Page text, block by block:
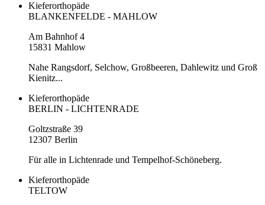
Kieferorthopäde
BLANKENFELDE - MAHLOW
Am Bahnhof 4
15831 Mahlow
Nahe Rangsdorf, Selchow, Großbeeren, Dahlewitz und Groß
Kienitz...
Kieferorthopäde
BERLIN - LICHTENRADE
Goltzstraße 39
12307 Berlin
Für alle in Lichtenrade und Tempelhof-Schöneberg.
Kieferorthopäde
TELTOW